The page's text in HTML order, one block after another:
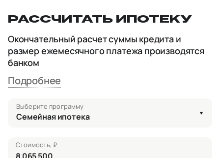
РАССЧИТАТЬ ИПОТЕКУ
Окончательный расчет суммы кредита и
размер ежемесячного платежа производятся
банком
Подробнее
Выберите программу
Семейная ипотека
Стоимость, ₽